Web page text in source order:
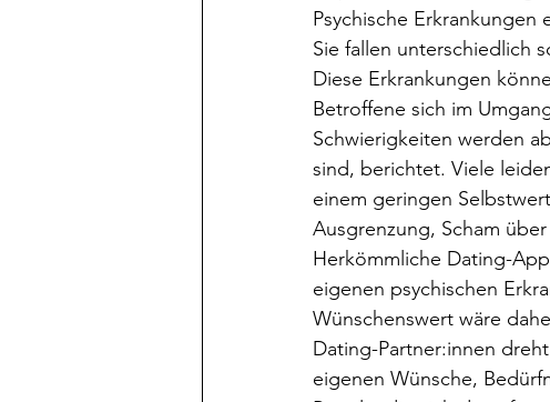
Psychische Erkrankungen
Sie fallen unterschiedlich
Diese Erkrankungen
Betroffene sich im
Schwierigkeiten werden
sind, berichtet. Viele
einem geringen
Ausgrenzung, Scham
Herkömmliche Dating-
eigenen psychischen
Wünschenswert wäre
Dating-Partner:innen
eigenen Wünsche,